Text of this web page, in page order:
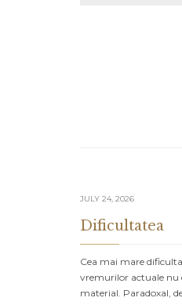
JULY 24, 2026
Dificultatea
Cea mai mare
vremurilor actuale nu
material. Paradoxal,